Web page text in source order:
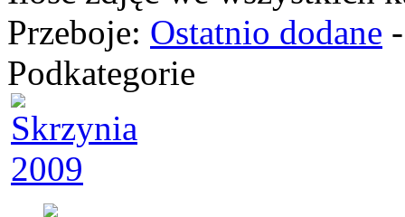
Przeboje: Ostatnio dodane
Podkategorie